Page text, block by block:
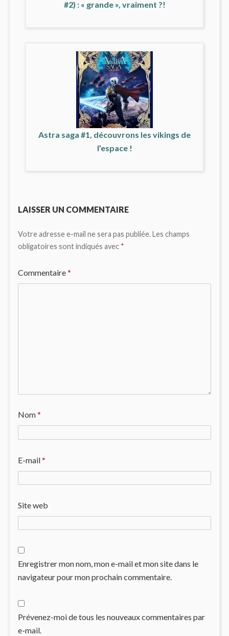
#2) : « grande », vraiment ?!
Astra saga #1, découvrons les vikings de
l’espace !
LAISSER UN COMMENTAIRE
Votre adresse e-mail ne sera pas publiée.Les champs
obligatoires sont indiqués avec *
Commentaire*
Nom*
E-mail*
Site web
Enregistrer mon nom, mon e-mail et mon site dans le
navigateur pour mon prochain commentaire.
Prévenez-moi de tous les nouveaux commentaires par
e-mail.